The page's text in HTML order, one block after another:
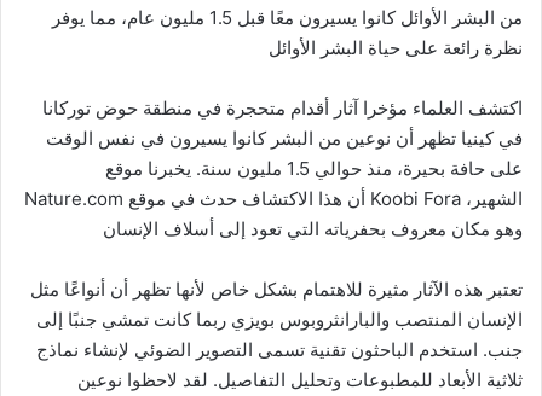
من البشر الأوائل كانوا يسيرون معًا قبل 1.5 مليون عام، مما يوفر
نظرة رائعة على حياة البشر الأوائل
اكتشف العلماء مؤخرا آثار أقدام متحجرة في منطقة حوض توركانا
في كينيا تظهر أن نوعين من البشر كانوا يسيرون في نفس الوقت
على حافة بحيرة، منذ حوالي 1.5 مليون سنة. يخبرنا موقع
Nature.com أن هذا الاكتشاف حدث في موقع Koobi Fora الشهير،
وهو مكان معروف بحفرياته التي تعود إلى أسلاف الإنسان
تعتبر هذه الآثار مثيرة للاهتمام بشكل خاص لأنها تظهر أن أنواعًا مثل
الإنسان المنتصب والبارانثروبوس بويزي ربما كانت تمشي جنبًا إلى
جنب. استخدم الباحثون تقنية تسمى التصوير الضوئي لإنشاء نماذج
ثلاثية الأبعاد للمطبوعات وتحليل التفاصيل. لقد لاحظوا نوعين